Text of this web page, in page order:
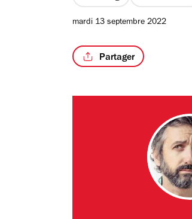
mardi 13 septembre 2022
Partager